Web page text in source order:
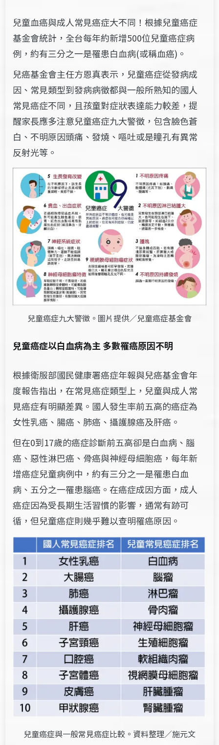
兒童血癌與成人常見癌症大不同！根據兒童癌症
基金會統計，全台每年約新增500位兒童癌症病
例，約有三分之一是罹患白血病(或稱血癌)。
兒癌基金會主任方恩真表示，兒童癌症從發病成
因、常見類型到發病病徵都與一般所熟知的國人
常見癌症不同，且孩童對症狀表達能力較差，提
醒家長應多注意兒童癌症九大警徵，包含臉色蒼
白、不明原因頭痛、發燒、嘔吐或是瞳孔有異常
反射光等。
兒童癌症九大警徵。圖片提供／兒童癌症基金會
兒童癌症以白血病為主 多數罹癌原因不明
根據衛服部國民健康署癌症年報與兒癌基金會年
度報告指出，在常見癌症類型上，兒童與成人常
見癌症有明顯差異。國人發生率前五高的癌症為
女性乳癌、腸癌、肺癌、攝護腺癌及肝癌。
但在0到17歲的癌症診斷前五高卻是白血病、腦
癌、惡性淋巴癌、骨癌與神經母細胞癌，每年新
增癌症兒童病例中，約有三分之一是罹患白血
病、五分之一罹患腦癌。在癌症成因方面，成人
癌症因為受長期生活習慣的影響，通常有跡可
循，但兒童癌症則幾乎難以查明罹癌原因。
兒童癌症與一般常見癌症比較。資料整理／施元文